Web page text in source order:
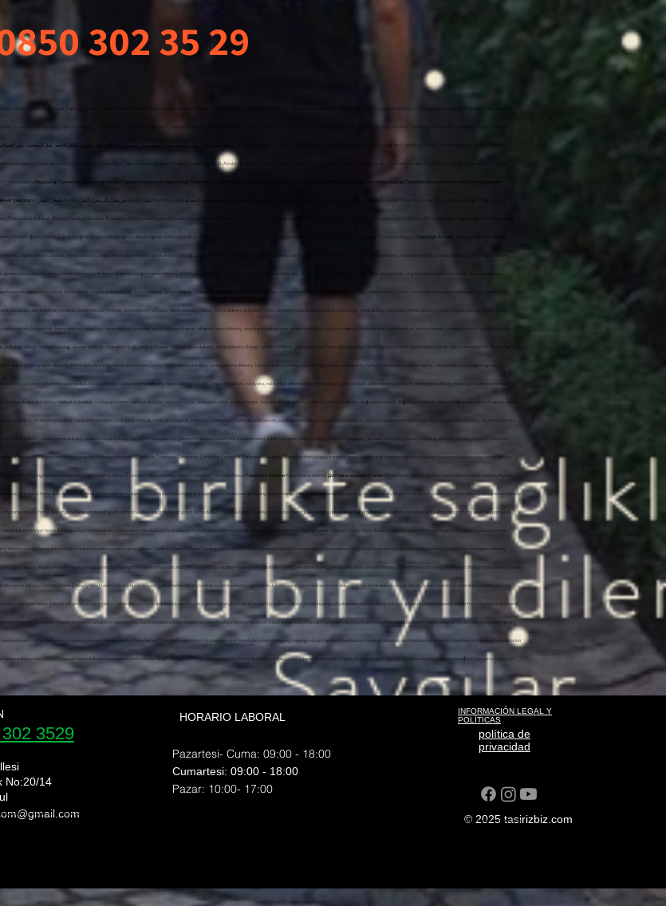
302 35 29
Pikap Nakliye, Koşu Bandı Taşıma, Çamaşır Makinesi Taşıma, Bulaşık Makinesi Taşıma ,Kasa Taşıma, Mobilya Taşıma, Transporte de camiones, Alquiler de camiones, Transporte de carga, Transporte de piano, Transporte de paquetes, Transporte de máquinas,
Transporte de muebles, Truck Transport, Truck Rental, Cargo Transport, Piano Transport, Parcel Transport, Machine Transport, dowry Transport, Pickup Transport, Treadmill Transport, Washing Machine Transport, Dishwasher Transport, Case Transport,
nakliyat, Avcılar Şehir içi Nakliyat, Avcılar Parça Eşya Taşıma, Avcılar Sigortalı Nakliyat, Avcılar Transport, Avcılar Home to Home, Transport Prices Avcılar, Home to Home Transport Avcılar, Transport Avcılar, Avcılar Piece Goods Transportation, Avcılar
Transportation, Авджылар Транспорт, Авджылар На дом, Транспортные цены Авджылар, Транспорт От дома до дома Авджылар, Транспорт Авджылар, Перевозка штучных грузов Авджылар, Перевозка грузов Авджылар, Междугородние
3529
No:20/14
@gmail.com
HORARIO LABORAL
Pazartesi- Cuma: 09:00 - 18:00
​​Cumartesi: 09:00 - 18:00
​Pazar: 10:00- 17:00
INFORMACIÓN LEGAL Y
POLÍTICAS
política de
privacidad
© 2025 tasirizbiz.com
bülent nakliyat ekim nakliyat ev taşıma evden eve nakliyat fiyat eve nakliyat fulya nakliye fulya nakliyeci gayretepe nakliyat gayrettepe nakliyat
üsküdar nakliye Şişli evden eve nakliyat şehir içi nakliye şehirler arası nakliyat şişli ev taşıma şişli nakliyat şişli nakliye nakliyat fulya nakliyat sisli house-to-home transport ANI TAŞIMACILIK sudden moment home moment cargo moment transportation